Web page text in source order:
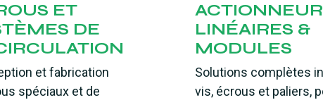
ET
DE
et fabrication
spéciaux et de
LINÉAIRES &
MODULES
Solutions complètes
vis, écrous et paliers,